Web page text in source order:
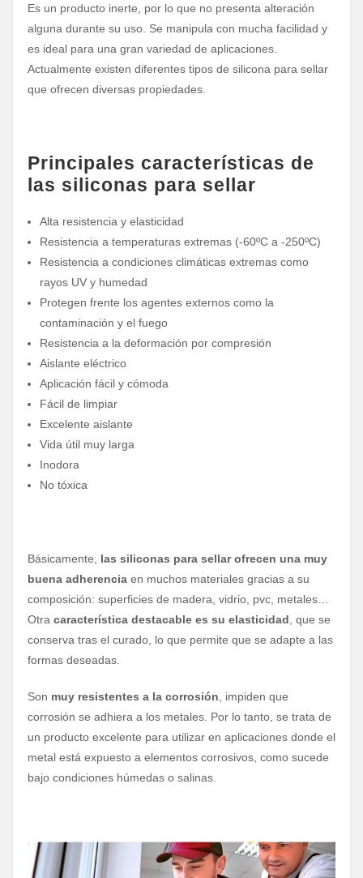
Es un producto inerte, por lo que no presenta alteración
alguna durante su uso. Se manipula con mucha facilidad y
es ideal para una gran variedad de aplicaciones.
Actualmente existen diferentes tipos de silicona para sellar
que ofrecen diversas propiedades.
Principales características de
las siliconas para sellar
Alta resistencia y elasticidad
Resistencia a temperaturas extremas (-60ºC a -250ºC)
Resistencia a condiciones climáticas extremas como
rayos UV y humedad
Protegen frente los agentes externos como la
contaminación y el fuego
Resistencia a la deformación por compresión
Aislante eléctrico
Aplicación fácil y cómoda
Fácil de limpiar
Excelente aislante
Vida útil muy larga
Inodora
No tóxica
Básicamente, las siliconas para sellar ofrecen una muy
buena adherenciaen muchos materiales gracias a su
composición: superficies de madera, vidrio, pvc, metales…
Otra característica destacable es su elasticidad , que se
conserva tras el curado, lo que permite que se adapte a las
formas deseadas.
Son muy resistentes a la corrosión , impiden que
corrosión se adhiera a los metales. Por lo tanto, se trata de
un producto excelente para utilizar en aplicaciones donde el
metal está expuesto a elementos corrosivos, como sucede
bajo condiciones húmedas o salinas.